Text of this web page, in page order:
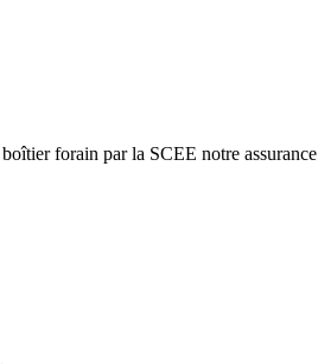
forain par la SCEE notre assurance